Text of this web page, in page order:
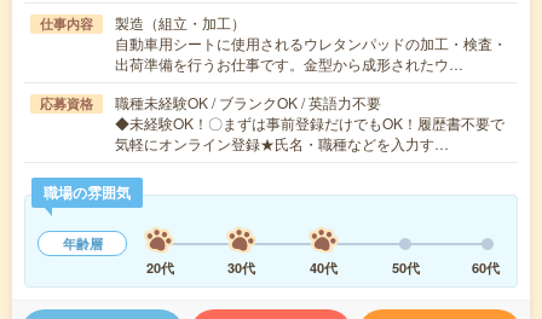
仕事内容
製造（組立・加工）
自動車用シートに使用されるウレタンパッドの加工・検査・
出荷準備を行うお仕事です。金型から成形されたウ…
応募資格
職種未経験OK / ブランクOK / 英語力不要
◆未経験OK！〇まずは事前登録だけでもOK！履歴書不要で
気軽にオンライン登録★氏名・職種などを入力す…
職場の雰囲気
年齢層
20代
30代 40代 50代 60代